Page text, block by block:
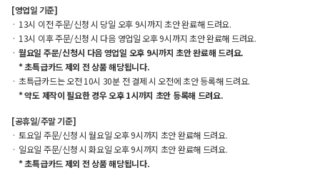
[영업일 기준]
13시 이전 주문/신청 시 당일 오후 9시까지 초안 완료해 드려요.
13시 이후 주문/신청 시 다음 영업일 오후 9시까지 초안 완료해 드려요.
월요일 주문/신청시 다음 영업일 오후 9시까지 초안 완료해 드려요.
* 초특급카드 제외 전 상품 해당됩니다.
초특급카드는 오전 10시 30분 전 결제 시 오전에 초안 등록해 드려요.
* 약도 제작이 필요한 경우 오후 1시까지 초안 등록해 드려요.
[공휴일/주말 기준]
토요일 주문/신청 시 월요일 오후 9시까지 초안 완료해 드려요.
일요일 주문/신청 시 화요일 오후 9시까지 초안 완료해 드려요.
* 초특급카드 제외 전 상품 해당됩니다.